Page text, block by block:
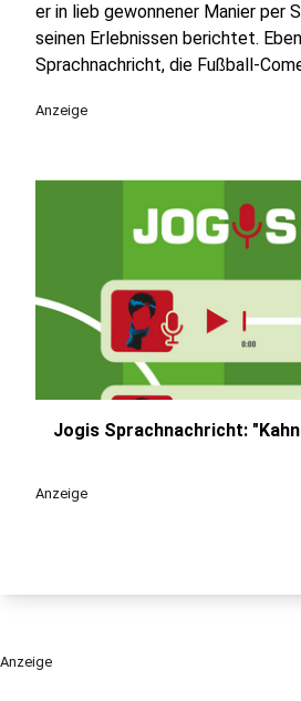
er in lieb gewonnener Manier per
seinen Erlebnissen berichtet.
Sprachnachricht, die Fußball-
Anzeige
Jogis Sprachnachricht:
Anzeige
Anzeige